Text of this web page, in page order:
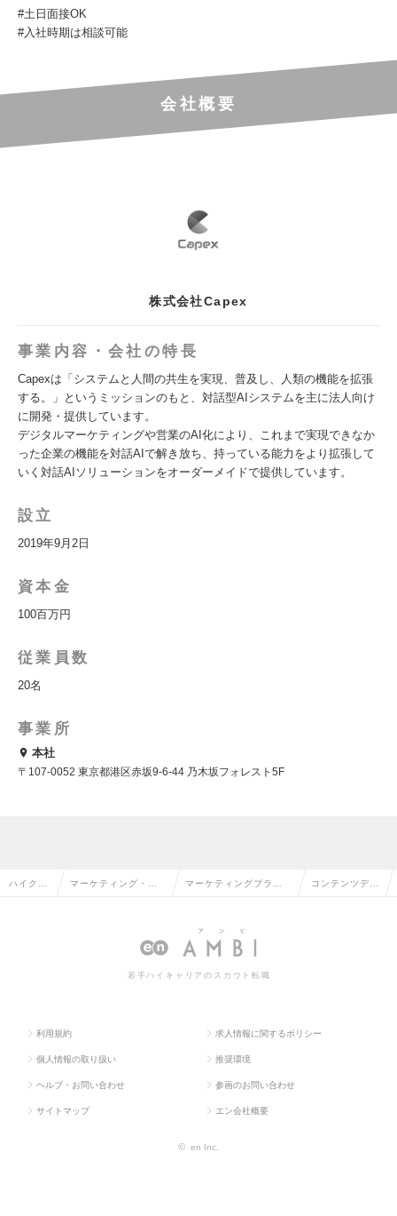
#土日面接OK
#入社時期は相談可能
会社概要
株式会社Capex
事業内容・会社の特長
Capexは「システムと人間の共生を実現、普及し、人類の機能を拡張
する。」というミッションのもと、対話型AIシステムを主に法人向け
に開発・提供しています。
デジタルマーケティングや営業のAI化により、これまで実現できなか
った企業の機能を対話AIで解き放ち、持っている能力をより拡張して
いく対話AIソリューションをオーダーメイドで提供しています。
設立
2019年9月2日
資本金
100百万円
従業員数
20名
事業所
本社
〒107-0052 東京都港区赤坂9-6-44 乃木坂フォレスト5F
ハイクラ マーケティング・販 マーケティングプラン
の転職
コンテンツデリ
若手ハイキャリアのスカウト転職
利用規約 求人情報に関するポリシー
個人情報の取り扱い 推奨環境
ヘルプ・お問い合わせ 参画のお問い合わせ
サイトマップ エン会社概要
© en Inc.